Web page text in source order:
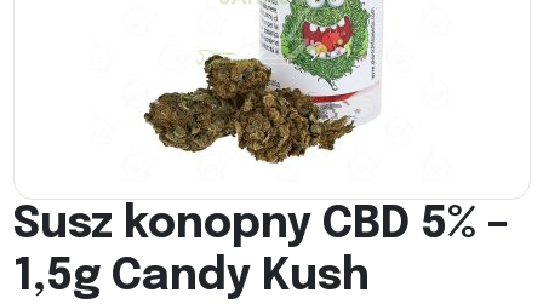
Susz konopny CBD 5% –
1,5g Candy Kush